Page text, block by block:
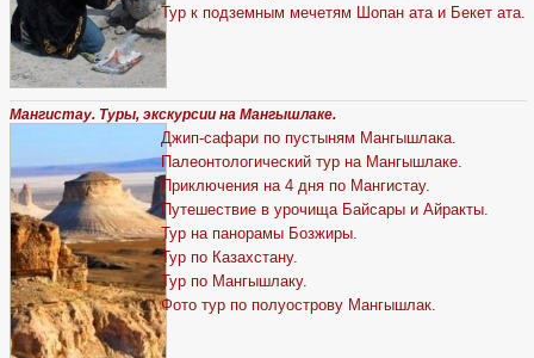
Тур к подземным мечетям Шопан ата и Бекет ата.
Мангистау. Туры, экскурсии на Мангышлаке.
Джип-сафари по пустыням Мангышлака.
Палеонтологический тур на Мангышлаке.
Приключения на 4 дня по Мангистау.
Путешествие в урочища Байсары и Айракты.
Тур на панорамы Бозжиры.
Тур по Казахстану.
Тур по Мангышлаку.
Фото тур по полуострову Мангышлак.